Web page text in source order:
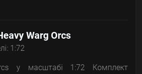
Warg Orcs
1:72
у масштабі 1:72 Комплект